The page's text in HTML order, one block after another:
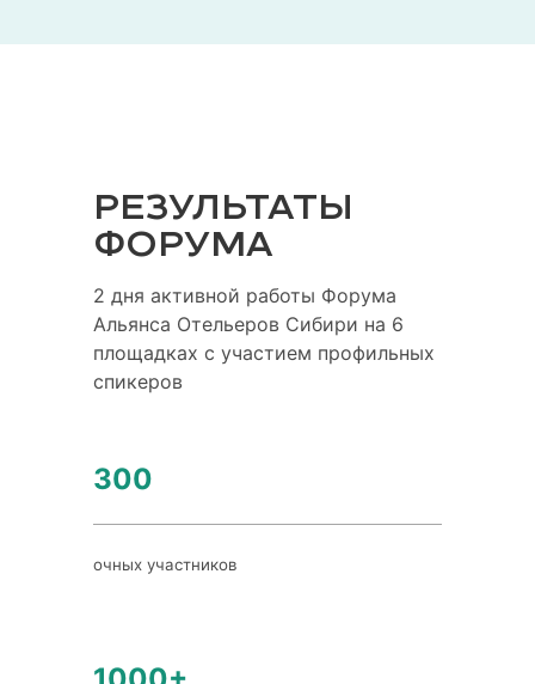
РЕЗУЛЬТАТЫ
ФОРУМА
2 дня активной работы Форума
Альянса Отельеров Сибири на 6
площадках с участием профильных
спикеров
300
очных участников